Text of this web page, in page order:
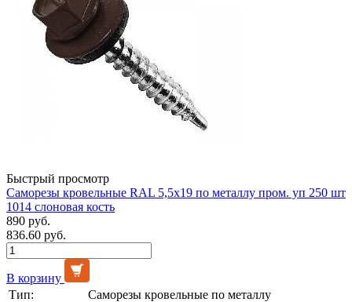
Быстрый просмотр
Саморезы кровельные RAL 5,5х19 по металлу пром. уп 250 шт
1014 слоновая кость
890 руб.
836.60 руб.
В корзину
Тип:
Саморезы кровельные по металлу